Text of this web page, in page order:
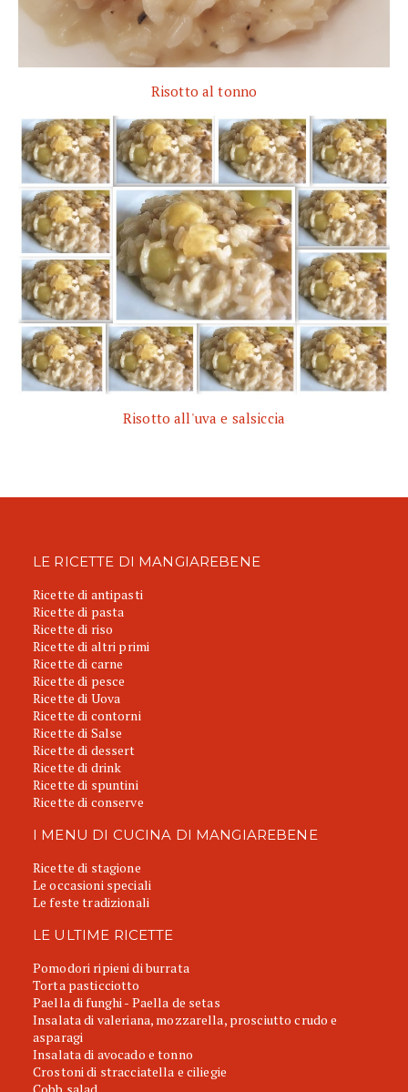
Risotto al tonno
Risotto all'uva e salsiccia
LE RICETTE DI MANGIAREBENE
Ricette di antipasti
Ricette di pasta
Ricette di riso
Ricette di altri primi
Ricette di carne
Ricette di pesce
Ricette di Uova
Ricette di contorni
Ricette di Salse
Ricette di dessert
Ricette di drink
Ricette di spuntini
Ricette di conserve
I MENU DI CUCINA DI MANGIAREBENE
Ricette di stagione
Le occasioni speciali
Le feste tradizionali
LE ULTIME RICETTE
Pomodori ripieni di burrata
Torta pasticciotto
Paella di funghi - Paella de setas
Insalata di valeriana, mozzarella, prosciutto crudo e
asparagi
Insalata di avocado e tonno
Crostoni di stracciatella e ciliegie